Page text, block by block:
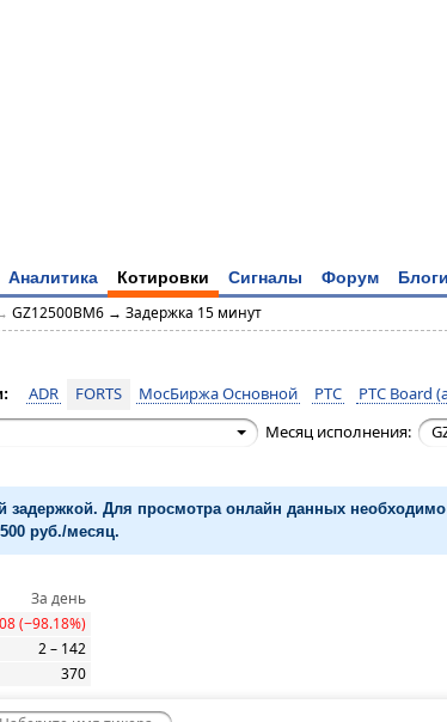
Аналитика Котировки Сигналы Форум Блоги
GZ12500BM6 → Задержка 15 минут
ADR FORTS МосБиржа Основной РТС РТС Board
Месяц исполнения:
задержкой. Для просмотра онлайн данных необходимо
руб./месяц.
За день
(−98.18%)
2 – 142
370